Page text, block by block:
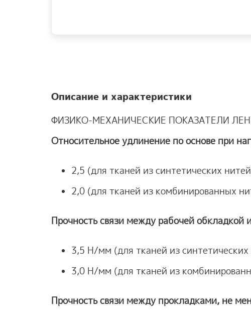
Описание и характеристики
ФИЗИКО-МЕХАНИЧЕСКИЕ ПОКАЗАТЕЛИ
Относительное удлинение по основе при
2,5 (для тканей из синтетических
2,0 (для тканей из комбинированных
Прочность связи между рабочей обкладкой
3,5 Н/мм (для тканей из
3,0 Н/мм (для тканей из
Прочность связи между прокладками, не